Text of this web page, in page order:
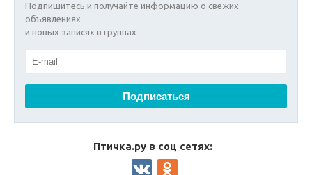
Подпишитесь и получайте информацию о свежих
объявлениях
и новых записях в группах
Птичка.ру в соц сетях: